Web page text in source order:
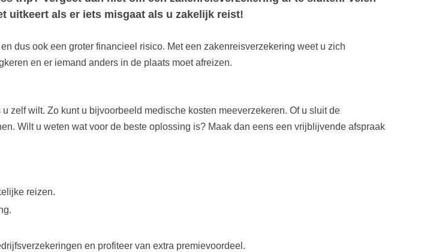
uitkeert als er iets misgaat als u zakelijk reist!
dus ook een groter financieel risico. Met een zakenreisverzekering weet u zich
en er iemand anders in de plaats moet afreizen.
zelf wilt. Zo kunt u bijvoorbeeld medische kosten meeverzekeren. Of u sluit de
Wilt u weten wat voor de beste oplossing is? Maak dan eens een vrijblijvende afspraak
reizen.
en profiteer van extra premievoordeel.